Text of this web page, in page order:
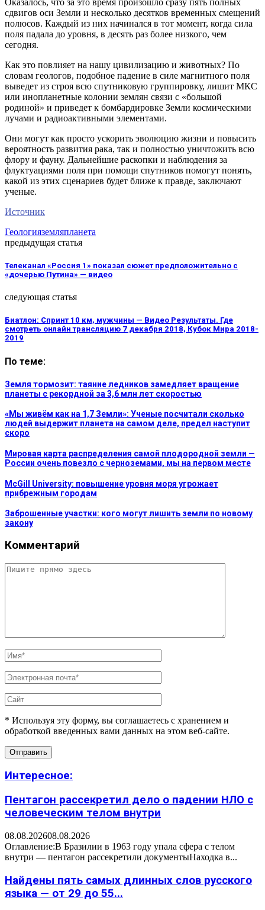
сдвигов оси Земли и несколько десятков временных смещений
полюсов. Каждый из них начинался в тот момент, когда сила
поля падала до уровня, в десять раз более низкого, чем
сегодня.
Как это повлияет на нашу цивилизацию и животных? По
словам геологов, подобное падение в силе магнитного поля
выведет из строя всю спутниковую группировку, лишит МКС
или инопланетные колонии землян связи с «большой
родиной» и приведет к бомбардировке Земли космическими
лучами и радиоактивными элементами.
Они могут как просто ускорить эволюцию жизни и повысить
вероятность развития рака, так и полностью уничтожить всю
флору и фауну. Дальнейшие раскопки и наблюдения за
флуктуациями поля при помощи спутников помогут понять,
какой из этих сценариев будет ближе к правде, заключают
ученые.
Источник
Геологияземляпланета
предыдущая статья
Телеканал «Россия 1» показал сюжет предположительно с
«дочерью Путина» — видео
следующая статья
Биатлон: Спринт 10 км, мужчины — Видео Результаты. Где
смотреть онлайн трансляцию 7 декабря 2018, Кубок Мира 2018-
2019
По теме:
Земля тормозит: таяние ледников замедляет вращение
планеты с рекордной за 3,6 млн лет скоростью
«Мы живём как на 1,7 Земли»: Ученые посчитали сколько
людей выдержит планета на самом деле, предел наступит
скоро
Мировая карта распределения самой плодородной земли —
России очень повезло с черноземами, мы на первом месте
McGill University: повышение уровня моря угрожает
прибрежным городам
Заброшенные участки: кого могут лишить земли по новому
закону
Комментарий
* Используя эту форму, вы соглашаетесь с хранением и
обработкой введенных вами данных на этом веб-сайте.
Интересное:
Пентагон рассекретил дело о падении НЛО с
человеческим телом внутри
08.08.202608.08.2026
Оглавление:В Бразилии в 1963 году упала сфера с телом
внутри — пентагон рассекретили документыНаходка в...
Найдены пять самых длинных слов русского
языка — от 29 до 55...